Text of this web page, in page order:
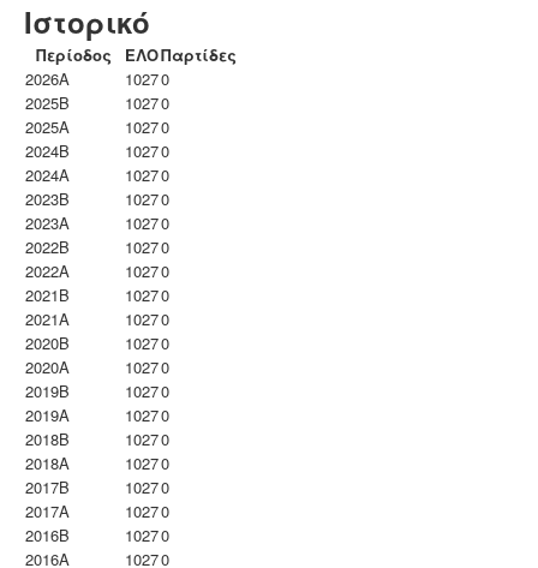
Ιστορικό
Περίοδος ΕΛΟΠαρτίδες
2026A
10270
2025B
10270
2025A
10270
2024B
10270
2024A
10270
2023B
10270
2023Α
10270
2022B
10270
2022A
10270
2021B
10270
2021A
10270
2020B
10270
2020A
10270
2019B
10270
2019A
10270
2018B
10270
2018A
10270
2017B
10270
2017A
10270
2016B
10270
2016A
10270